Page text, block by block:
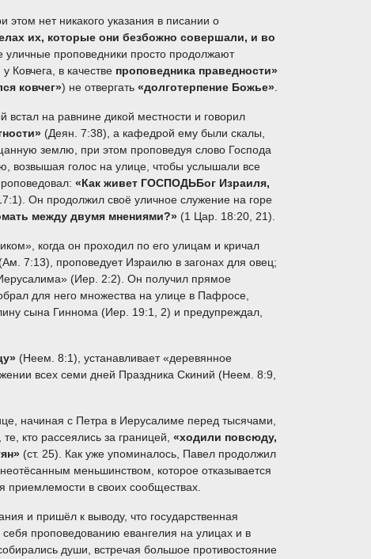
нет никакого указания в писании о
их, которые они безбожно совершали, и во
уличные проповедники просто продолжают
Ковчега, в качестве проповедника праведности»
ковчег») не отвергать «долготерпение Божье»
на равнине дикой местности и говорил
(Деян. 7:38), а кафедрой ему были скалы,
землю, при этом проповедуя слово Господа
возвышая голос на улице, чтобы услышали все
«Как живет ГОСПОДЬБог Израиля,
Он продолжил своё уличное служение на горе
между двумя мнениями?» (1 Цар. 18:20, 21).
когда он проходил по его улицам и кричал
7:13), проповедует Израилю в загонах для овец;
(Иер. 2:2). Он получил прямое
для него множества на улице в Пафросе,
сына Гиннома (Иер. 19:1, 2) и предупреждал,
(Неем. 8:1), устанавливает «деревянное
всех семи дней Праздника Скиний (Неем. 8:9,
начиная с Петра в Иерусалиме перед тысячами,
кто рассеялись за границей, «ходили повсюду,
(ст. 25). Как уже упоминалось, Павел продолжил
меньшинством, которое отказывается
приемлемости в своих сообществах.
и пришёл к выводу, что государственная
проповедованию евангелия на улицах и в
души, встречая большое противостояние